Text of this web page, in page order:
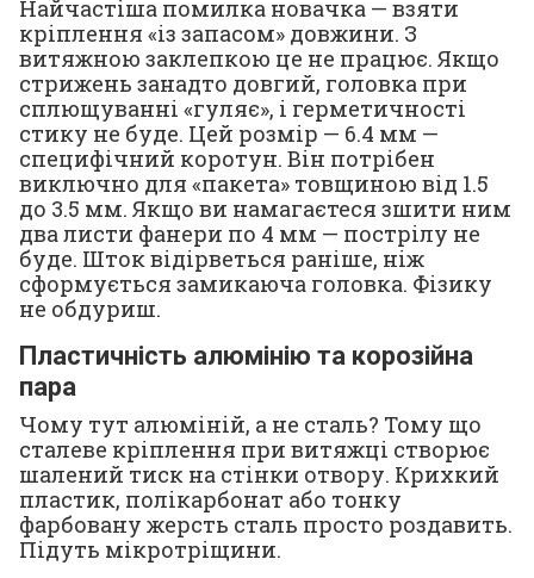
Найчастіша помилка новачка — взяти
кріплення «із запасом» довжини. З
витяжною заклепкою це не працює. Якщо
стрижень занадто довгий, головка при
сплющуванні «гуляє», і герметичності
стику не буде. Цей розмір — 6.4 мм —
специфічний коротун. Він потрібен
виключно для «пакета» товщиною від 1.5
до 3.5 мм. Якщо ви намагаєтеся зшити ним
два листи фанери по 4 мм — пострілу не
буде. Шток відірветься раніше, ніж
сформується замикаюча головка. Фізику
не обдуриш.
Пластичність алюмінію та корозійна
пара
Чому тут алюміній, а не сталь? Тому що
сталеве кріплення при витяжці створює
шалений тиск на стінки отвору. Крихкий
пластик, полікарбонат або тонку
фарбовану жерсть сталь просто роздавить.
Підуть мікротріщини.